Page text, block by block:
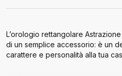
L’orologio rettangolare
di un semplice accessorio: è un
carattere e personalità alla tua